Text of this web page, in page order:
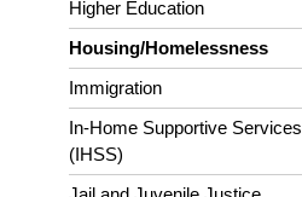
Higher Education
Housing/Homelessness
Immigration
In-Home Supportive Services
(IHSS)